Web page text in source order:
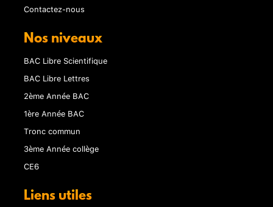
Contactez-nous
Nos niveaux
BAC Libre Scientifique
BAC Libre Lettres
2ème Année BAC
1ère Année BAC
Tronc commun
3ème Année collège
CE6
Liens utiles